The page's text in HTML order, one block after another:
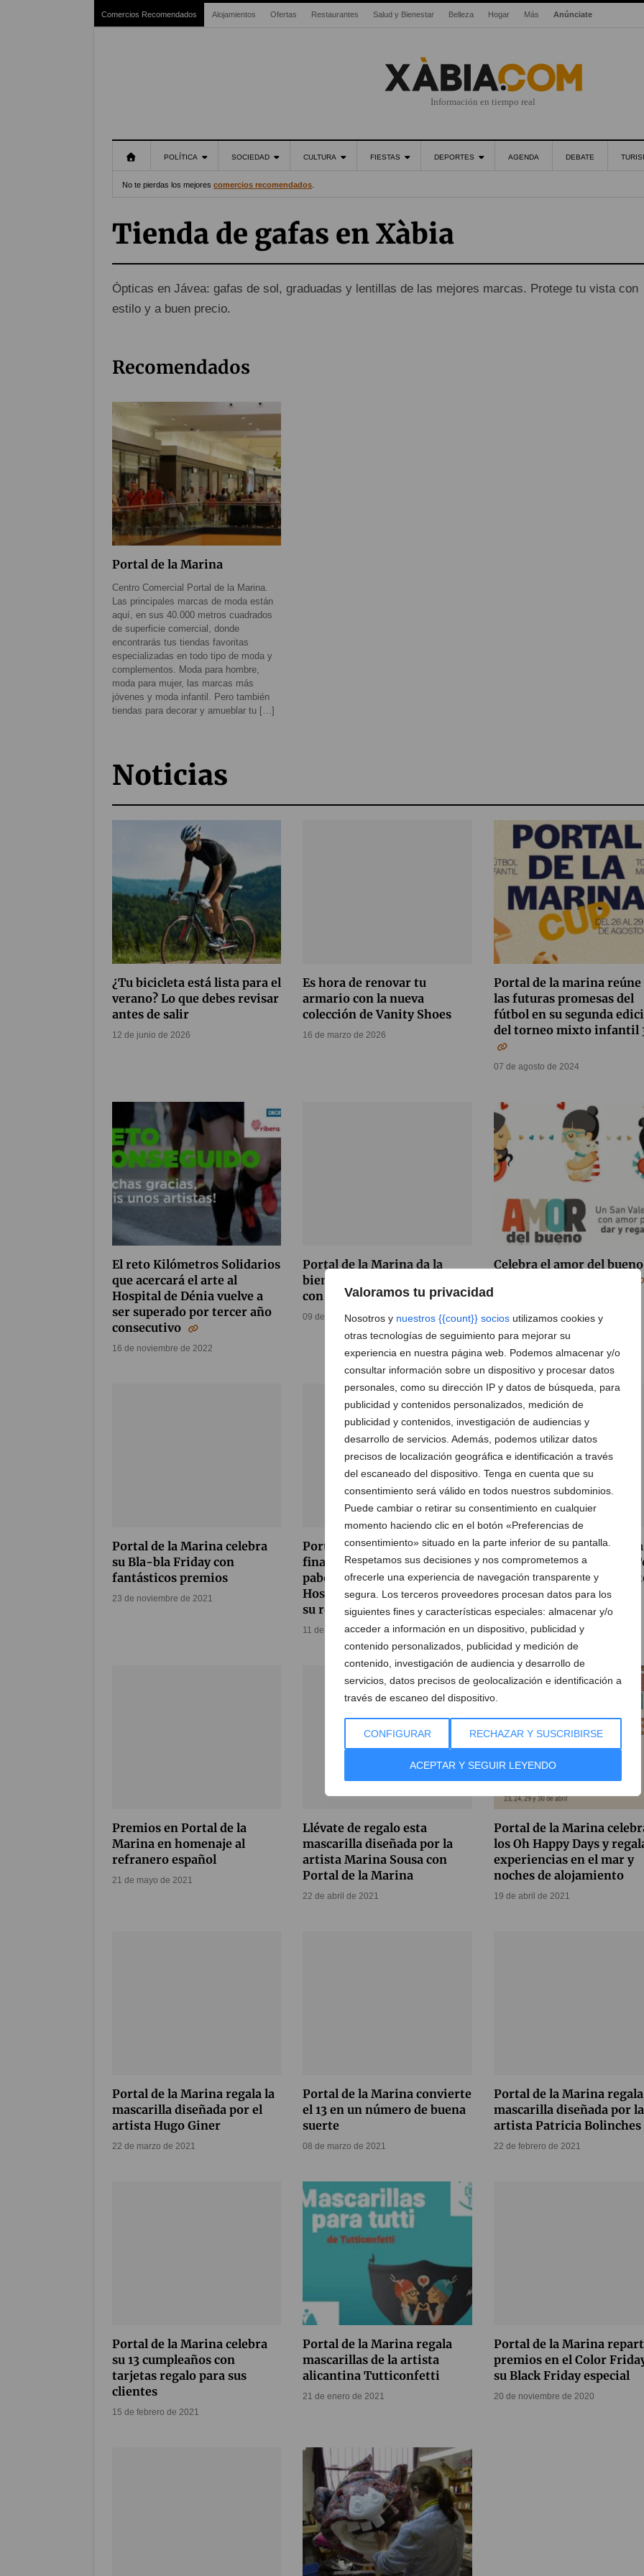
Valoramos tu privacidad
Nosotros y nuestros {{count}} socios utilizamos cookies y
otras tecnologías de seguimiento para mejorar su
experiencia en nuestra página web. Podemos almacenar y/o
consultar información sobre un dispositivo y procesar datos
personales, como su dirección IP y datos de búsqueda, para
publicidad y contenidos personalizados, medición de
publicidad y contenidos, investigación de audiencias y
desarrollo de servicios. Además, podemos utilizar datos
precisos de localización geográfica e identificación a través
del escaneado del dispositivo. Tenga en cuenta que su
consentimiento será válido en todos nuestros subdominios.
Puede cambiar o retirar su consentimiento en cualquier
momento haciendo clic en el botón «Preferencias de
consentimiento» situado en la parte inferior de su pantalla.
Respetamos sus decisiones y nos comprometemos a
ofrecerle una experiencia de navegación transparente y
segura. Los terceros proveedores procesan datos para los
siguientes fines y características especiales: almacenar y/o
acceder a información en un dispositivo, publicidad y
contenido personalizados, publicidad y medición de
contenido, investigación de audiencia y desarrollo de
servicios, datos precisos de geolocalización e identificación a
través de escaneo del dispositivo.
CONFIGURAR RECHAZAR Y SUSCRIBIRSE
ACEPTAR Y SEGUIR LEYENDO
Comercios Recomendados Alojamientos Ofertas Restaurantes Salud y Bienestar Belleza Hogar Más Anúnciate
Información en tiempo real
POLÍTICA SOCIEDAD CULTURA FIESTAS DEPORTES AGENDA DEBATE
No te pierdas los mejores comercios recomendados
Tienda de gafas en Xàbia
Ópticas en Jávea: gafas de sol, graduadas y lentillas de las mejores marcas. Protege tu vista con
estilo y a buen precio.
Recomendados
Portal de la Marina
Centro Comercial Portal de la Marina.
Las principales marcas de moda están
aquí, en sus 40.000 metros cuadrados
de superficie comercial, donde
encontrarás tus tiendas favoritas
especializadas en todo tipo de moda y
complementos. Moda para hombre,
moda para mujer, las marcas más
jóvenes y moda infantil. Pero también
tiendas para decorar y amueblar tu […]
Noticias
¿Tu bicicleta está lista para el
verano? Lo que debes revisar
antes de salir
12 de junio de 2026
Es hora de renovar tu
armario con la nueva
colección de Vanity Shoes
16 de marzo de 2026
Portal de la marina reúne
las futuras promesas del
fútbol en su segunda
del torneo mixto infantil
07 de agosto de 2024
El reto Kilómetros Solidarios
que acercará el arte al
Hospital de Dénia vuelve a
ser superado por tercer año
consecutivo
16 de noviembre de 2022
Portal de la Marina da la
bienvenida a la primavera
con fantásticos premios
09 de marzo de 2022
Celebra el amor del bueno
Portal de la Marina celebra
su Bla-bla Friday con
fantásticos premios
23 de noviembre de 2021
Portal de la Marina
financiará la decoración del
pabellón de salud mental del
Hospital de Dénia gracias a
su reto solidario
11 de noviembre de 2021
Portal de la Marina
mascarilla diseñada por
Ortolà, inspirada en el
24 de mayo de 2021
Premios en Portal de la
Marina en homenaje al
refranero español
21 de mayo de 2021
Llévate de regalo esta
mascarilla diseñada por la
artista Marina Sousa con
Portal de la Marina
22 de abril de 2021
Portal de la Marina
los Oh Happy Days y
experiencias en el mar y
noches de alojamiento
19 de abril de 2021
Portal de la Marina regala la
mascarilla diseñada por el
artista Hugo Giner
22 de marzo de 2021
Portal de la Marina convierte
el 13 en un número de buena
suerte
08 de marzo de 2021
Portal de la Marina
mascarilla diseñada por la
artista Patricia Bolinches
22 de febrero de 2021
Portal de la Marina celebra
su 13 cumpleaños con
tarjetas regalo para sus
clientes
15 de febrero de 2021
Portal de la Marina regala
mascarillas de la artista
alicantina Tutticonfetti
21 de enero de 2021
Portal de la Marina
premios en el Color
su Black Friday especial
20 de noviembre de 2020